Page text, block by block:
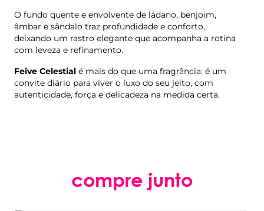
O fundo quente e envolvente de ládano, benjoim,
âmbar e sândalo traz profundidade e conforto,
deixando um rastro elegante que acompanha a rotina
com leveza e refinamento.
Feive Celestial é mais do que uma fragrância: é um
convite diário para viver o luxo do seu jeito, com
autenticidade, força e delicadeza na medida certa.
compre junto